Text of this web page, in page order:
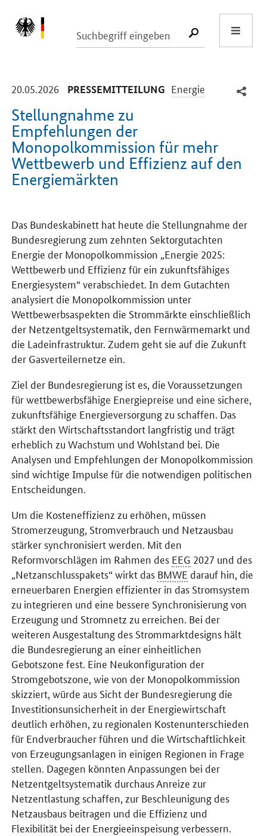
SUCHE
20.05.2026 -
PRESSEMITTEILUNG -
Energie
Stellungnahme zu
Empfehlungen der
Monopolkommission für mehr
Wettbewerb und Effizienz auf den
Energiemärkten
Das Bundeskabinett hat heute die Stellungnahme der
Bundesregierung zum zehnten Sektorgutachten
Energie der Monopolkommission „Energie 2025:
Wettbewerb und Effizienz für ein zukunftsfähiges
Energiesystem“ verabschiedet. In dem Gutachten
analysiert die Monopolkommission unter
Wettbewerbsaspekten die Strommärkte einschließlich
der Netzentgeltsystematik, den Fernwärmemarkt und
die Ladeinfrastruktur. Zudem geht sie auf die Zukunft
der Gasverteilernetze ein.
Ziel der Bundesregierung ist es, die Voraussetzungen
für wettbewerbsfähige Energiepreise und eine sichere,
zukunftsfähige Energieversorgung zu schaffen. Das
stärkt den Wirtschaftsstandort langfristig und trägt
erheblich zu Wachstum und Wohlstand bei. Die
Analysen und Empfehlungen der Monopolkommission
sind wichtige Impulse für die notwendigen politischen
Entscheidungen.
Um die Kosteneffizienz zu erhöhen, müssen
Stromerzeugung, Stromverbrauch und Netzausbau
stärker synchronisiert werden. Mit den
Reformvorschlägen im Rahmen des EEG 2027 und des
„Netzanschlusspakets“ wirkt das BMWE darauf hin, die
erneuerbaren Energien effizienter in das Stromsystem
zu integrieren und eine bessere Synchronisierung von
Erzeugung und Stromnetz zu erreichen. Bei der
weiteren Ausgestaltung des Strommarktdesigns hält
die Bundesregierung an einer einheitlichen
Gebotszone fest. Eine Neukonfiguration der
Stromgebotszone, wie von der Monopolkommission
skizziert, würde aus Sicht der Bundesregierung die
Investitionsunsicherheit in der Energiewirtschaft
deutlich erhöhen, zu regionalen Kostenunterschieden
für Endverbraucher führen und die Wirtschaftlichkeit
von Erzeugungsanlagen in einigen Regionen in Frage
stellen. Dagegen könnten Anpassungen bei der
Netzentgeltsystematik durchaus Anreize zur
Netzentlastung schaffen, zur Beschleunigung des
Netzausbaus beitragen und die Effizienz und
Flexibilität bei der Energieeinspeisung verbessern.